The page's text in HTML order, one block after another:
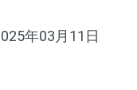
年03月11日